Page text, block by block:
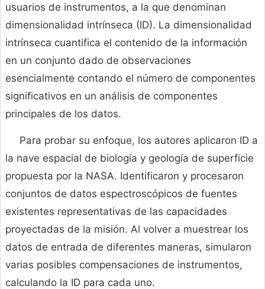
usuarios de instrumentos, a la que denominan
dimensionalidad intrínseca (ID). La dimensionalidad
intrínseca cuantifica el contenido de la información
en un conjunto dado de observaciones
esencialmente contando el número de componentes
significativos en un análisis de componentes
principales de los datos.
Para probar su enfoque, los autores aplicaron ID a
la nave espacial de biología y geología de superficie
propuesta por la NASA. Identificaron y procesaron
conjuntos de datos espectroscópicos de fuentes
existentes representativas de las capacidades
proyectadas de la misión. Al volver a muestrear los
datos de entrada de diferentes maneras, simularon
varias posibles compensaciones de instrumentos,
calculando la ID para cada uno.